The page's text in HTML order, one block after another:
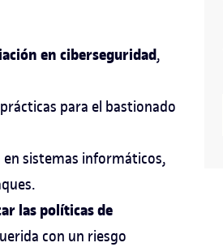
en ciberseguridad,
para el bastionado
en sistemas informáticos,
las políticas de
con un riesgo